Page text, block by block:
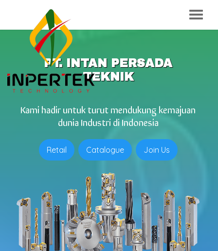
PT. INTAN PERSADA
TEKNIK
Kami hadir untuk turut mendukung kemajuan
dunia Industri di Indonesia
Retail Catalogue Join Us